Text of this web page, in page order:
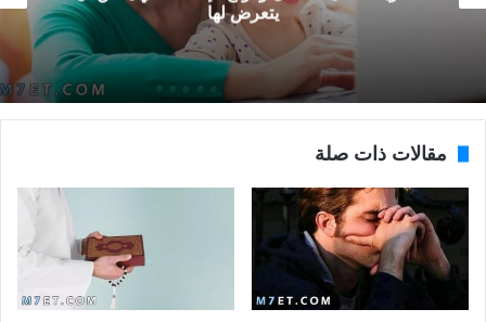
يتعرض لها
مقالات ذات صلة